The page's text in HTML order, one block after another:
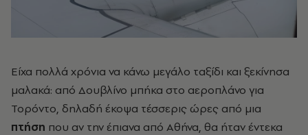
Είχα πολλά χρόνια να κάνω μεγάλο ταξίδι και ξεκίνησα
μαλακά: από Δουβλίνο μπήκα στο αεροπλάνο για
Τορόντο, δηλαδή έκοψα τέσσερις ώρες από μια
πτήση που αν την έπιανα από Αθήνα, θα ήταν έντεκα